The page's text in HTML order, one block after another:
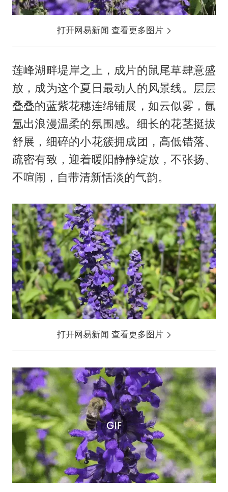
打开网易新闻 查看更多图片
莲峰湖畔堤岸之上，成片的鼠尾草肆意盛
放，成为这个夏日最动人的风景线。层层
叠叠的蓝紫花穗连绵铺展，如云似雾，氤
氲出浪漫温柔的氛围感。细长的花茎挺拔
舒展，细碎的小花簇拥成团，高低错落、
疏密有致，迎着暖阳静静绽放，不张扬、
不喧闹，自带清新恬淡的气韵。
打开网易新闻 查看更多图片